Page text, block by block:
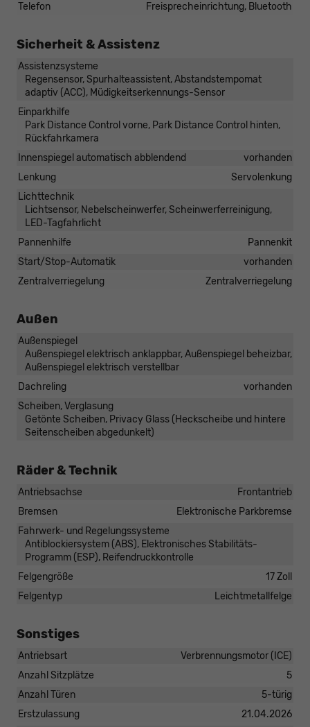
Telefon
Freisprecheinrichtung, Bluetooth
Sicherheit & Assistenz
Assistenzsysteme
Regensensor, Spurhalteassistent, Abstandstempomat
adaptiv (ACC), Müdigkeitserkennungs-Sensor
Einparkhilfe
Park Distance Control vorne, Park Distance Control hinten,
Rückfahrkamera
Innenspiegel automatisch abblendend
vorhanden
Lenkung
Servolenkung
Lichttechnik
Lichtsensor, Nebelscheinwerfer, Scheinwerferreinigung,
LED-Tagfahrlicht
Pannenhilfe
Pannenkit
Start/Stop-Automatik
vorhanden
Zentralverriegelung
Zentralverriegelung
Außen
Außenspiegel
Außenspiegel elektrisch anklappbar, Außenspiegel beheizbar,
Außenspiegel elektrisch verstellbar
Dachreling
vorhanden
Scheiben, Verglasung
Getönte Scheiben, Privacy Glass (Heckscheibe und hintere
Seitenscheiben abgedunkelt)
Räder & Technik
Antriebsachse
Frontantrieb
Bremsen
Elektronische Parkbremse
Fahrwerk- und Regelungssysteme
Antiblockiersystem (ABS), Elektronisches Stabilitäts-
Programm (ESP), Reifendruckkontrolle
Felgengröße
17 Zoll
Felgentyp
Leichtmetallfelge
Sonstiges
Antriebsart
Verbrennungsmotor (ICE)
Anzahl Sitzplätze
5
Anzahl Türen
5-türig
Erstzulassung
21.04.2026